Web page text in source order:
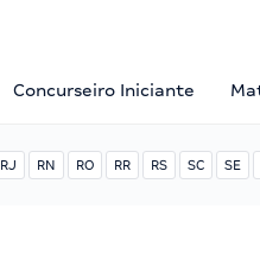
Concurseiro Iniciante
RJ RN RO RR RS SC SE